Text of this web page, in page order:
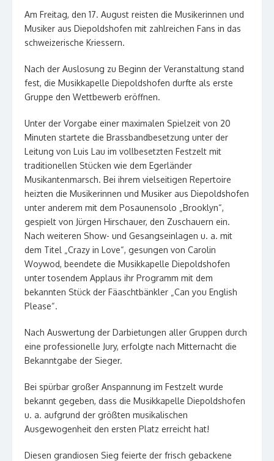
Am Freitag, den 17. August reisten die Musikerinnen und
Musiker aus Diepoldshofen mit zahlreichen Fans in das
schweizerische Kriessern.
Nach der Auslosung zu Beginn der Veranstaltung stand
fest, die Musikkapelle Diepoldshofen durfte als erste
Gruppe den Wettbewerb eröffnen.
Unter der Vorgabe einer maximalen Spielzeit von 20
Minuten startete die Brassbandbesetzung unter der
Leitung von Luis Lau im vollbesetzten Festzelt mit
traditionellen Stücken wie dem Egerländer
Musikantenmarsch. Bei ihrem vielseitigen Repertoire
heizten die Musikerinnen und Musiker aus Diepoldshofen
unter anderem mit dem Posaunensolo „Brooklyn“,
gespielt von Jürgen Hirschauer, den Zuschauern ein.
Nach weiteren Show- und Gesangseinlagen u. a. mit
dem Titel „Crazy in Love“, gesungen von Carolin
Woywod, beendete die Musikkapelle Diepoldshofen
unter tosendem Applaus ihr Programm mit dem
bekannten Stück der Fäaschtbänkler „Can you English
Please“.
Nach Auswertung der Darbietungen aller Gruppen durch
eine professionelle Jury, erfolgte nach Mitternacht die
Bekanntgabe der Sieger.
Bei spürbar großer Anspannung im Festzelt wurde
bekannt gegeben, dass die Musikkapelle Diepoldshofen
u. a. aufgrund der größten musikalischen
Ausgewogenheit den ersten Platz erreicht hat!
Diesen grandiosen Sieg feierte der frisch gebackene